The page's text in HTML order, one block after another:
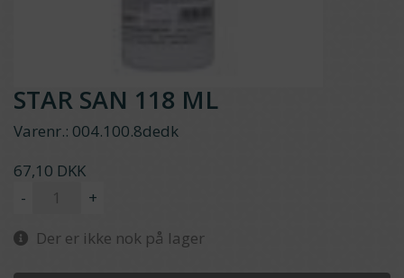
STAR SAN 118 ML
Varenr.: 004.100.8dedk
67,10 DKK
-
+
Der er ikke nok på lager